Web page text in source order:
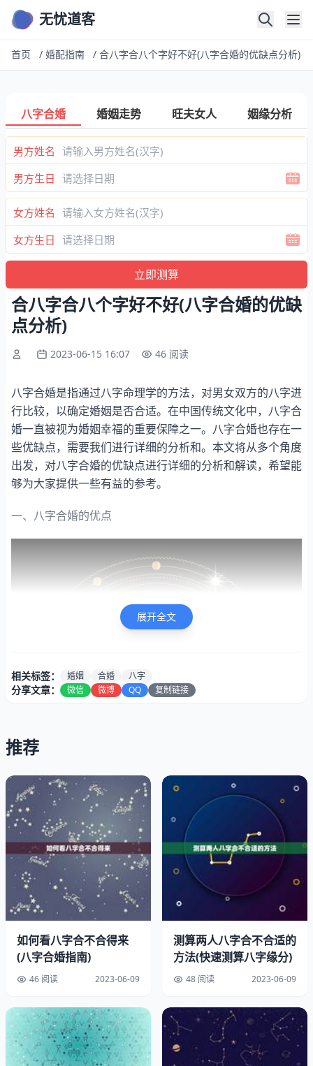
无忧道客
首页 / 婚配指南 / 合八字合八个字好不好(八字合婚的优缺点分析)
八字合婚 婚姻走势 旺夫女人 姻缘分析
男方姓名
男方生日
女方姓名
女方生日
合八字合八个字好不好(八字合婚的优缺
点分析)
2023-06-15 16:07 46 阅读
八字合婚是指通过八字命理学的方法，对男女双方的八字进
行比较，以确定婚姻是否合适。在中国传统文化中，八字合
婚一直被视为婚姻幸福的重要保障之一。八字合婚也存在一
些优缺点，需要我们进行详细的分析和。本文将从多个角度
出发，对八字合婚的优缺点进行详细的分析和解读，希望能
够为大家提供一些有益的参考。
一、八字合婚的优点
1.确定婚姻是否合适
八字合婚是通过对男女双方的八字进行比较，以确定婚姻是
否合适。这种方法可以从命理学的角度出发，分析男女双方
的五行属性、命运走势等，从而判断两人是否适合在一起。
这种方法可以避免盲目的婚姻，减少婚姻失败的风险。
2.预测婚姻走势
势。通过对男女双方的八字进行比较，可以分析两人的命运
走势、事业发展、财运状况等，从而预测婚姻的走势。这种
方法可以帮助夫妻双方更好地规划未来，避免婚姻中出现一
展开全文
相关标签： 婚姻 合婚 八字
分享文章： 微信 微博 QQ 复制链接
推荐
如何看八字合不合得来
(八字合婚指南)
46 阅读 2023-06-09
测算两人八字合不合适的
方法(快速测算八字缘分)
48 阅读 2023-06-09